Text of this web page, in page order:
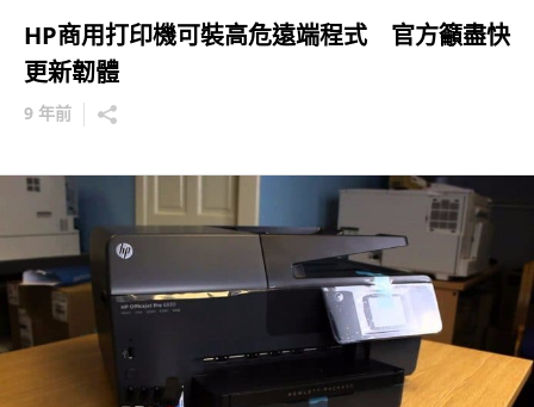
HP商用打印機可裝高危遠端程式 官方籲盡快
更新韌體
9 年前